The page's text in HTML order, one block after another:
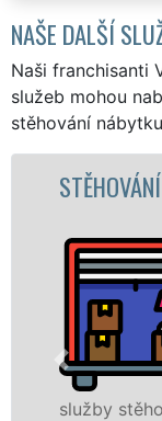
NAŠE DALŠÍ
Naši franchisanti
služeb mohou
stěhování
PRÁCE